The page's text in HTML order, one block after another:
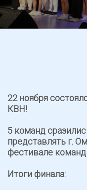
22 ноября
КВН!
5 команд
представлять г.
фестивале
Итоги финала: